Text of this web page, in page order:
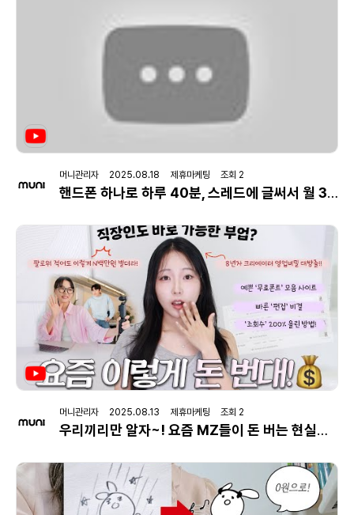
머니관리자 2025.08.18 제휴마케팅 조회 2
핸드폰 하나로 하루 40분, 스레드에 글써서 월 300 버는 30대 (직장인 부업, 초보 가능)
머니관리자 2025.08.13 제휴마케팅 조회 2
우리끼리만 알자~! 요즘 MZ들이 돈 버는 현실적인 방법 (떠오르는 SNS 부업 수익화, 8년차 크리에이터 …